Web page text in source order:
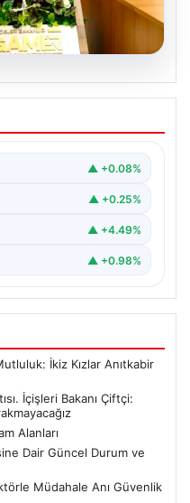
toplantısı.
suç
▲ +0.08%
▲ +0.25%
▲ +4.49%
▲ +0.98%
İkiz Kızlar Anıtkabir
İçişleri Bakanı Çiftçi:
Alanları
Dair Güncel Durum ve
Müdahale Anı Güvenlik